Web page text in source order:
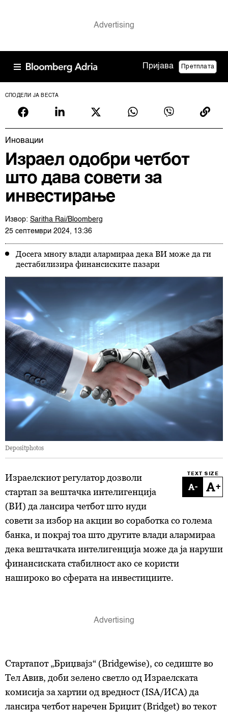
Пријава Претплата
СПОДЕЛИ ЈА ВЕСТА
Иновации
Израел одобри четбот
што дава совети за
инвестирање
Извор: Saritha Rai/Bloomberg
25 септември 2024, 13:36
Досега многу влади алармираа дека ВИ може да ги
дестабилизира финансиските пазари
Depositphotos
TEXT SIZE
- +
Израелскиoт регулатор дозволи
стартап за вештачка интелигенција
(ВИ) да лансира четбот што нуди
совети за избор на акции во соработка со голема
банка, и покрај тоа што другите влади алармираа
дека вештачката интелигенција може да ја наруши
финансиската стабилност ако се користи
нашироко во сферата на инвестициите.
Стартапот „Бриџвајз“ (Bridgewise), со седиште во
Тел Авив, доби зелено светло од Израелската
комисија за хартии од вредност (ISA/ИСА) да
лансира четбот наречен Бриџит (Bridget) во текот